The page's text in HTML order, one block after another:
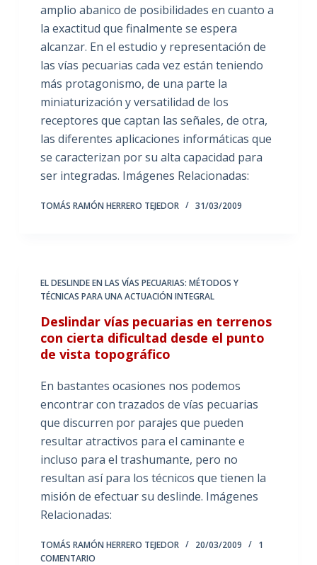
amplio abanico de posibilidades en cuanto a
la exactitud que finalmente se espera
alcanzar. En el estudio y representación de
las vías pecuarias cada vez están teniendo
más protagonismo, de una parte la
miniaturización y versatilidad de los
receptores que captan las señales, de otra,
las diferentes aplicaciones informáticas que
se caracterizan por su alta capacidad para
ser integradas. Imágenes Relacionadas:
TOMÁS RAMÓN HERRERO TEJEDOR 31/03/2009
EL DESLINDE EN LAS VÍAS PECUARIAS: MÉTODOS Y
TÉCNICAS PARA UNA ACTUACIÓN INTEGRAL
Deslindar vías pecuarias en terrenos
con cierta dificultad desde el punto
de vista topográfico
En bastantes ocasiones nos podemos
encontrar con trazados de vías pecuarias
que discurren por parajes que pueden
resultar atractivos para el caminante e
incluso para el trashumante, pero no
resultan así para los técnicos que tienen la
misión de efectuar su deslinde. Imágenes
Relacionadas:
TOMÁS RAMÓN HERRERO TEJEDOR 20/03/2009
1
COMENTARIO